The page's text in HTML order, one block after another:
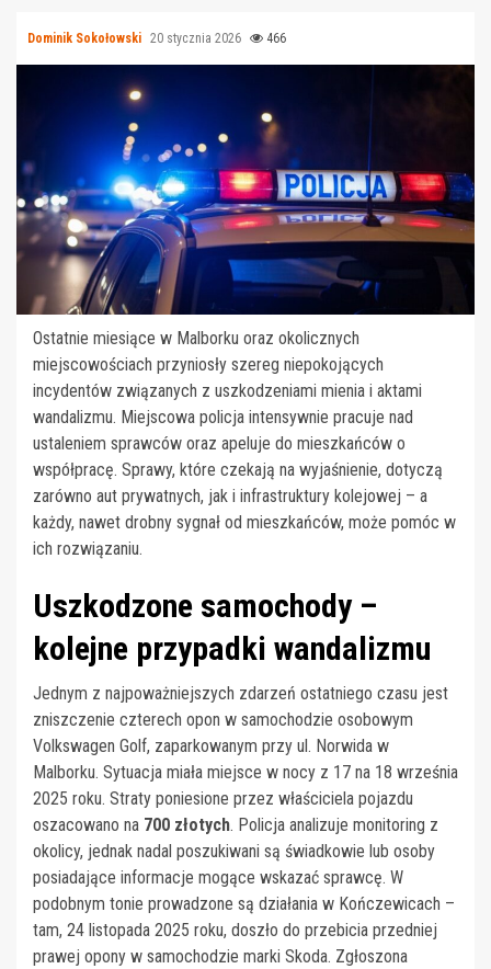
Dominik Sokołowski 20 stycznia 2026 466
Ostatnie miesiące w Malborku oraz okolicznych
miejscowościach przyniosły szereg niepokojących
incydentów związanych z uszkodzeniami mienia i aktami
wandalizmu. Miejscowa policja intensywnie pracuje nad
ustaleniem sprawców oraz apeluje do mieszkańców o
współpracę. Sprawy, które czekają na wyjaśnienie, dotyczą
zarówno aut prywatnych, jak i infrastruktury kolejowej – a
każdy, nawet drobny sygnał od mieszkańców, może pomóc w
ich rozwiązaniu.
Uszkodzone samochody –
kolejne przypadki wandalizmu
Jednym z najpoważniejszych zdarzeń ostatniego czasu jest
zniszczenie czterech opon w samochodzie osobowym
Volkswagen Golf, zaparkowanym przy ul. Norwida w
Malborku. Sytuacja miała miejsce w nocy z 17 na 18 września
2025 roku. Straty poniesione przez właściciela pojazdu
oszacowano na 700 złotych. Policja analizuje monitoring z
okolicy, jednak nadal poszukiwani są świadkowie lub osoby
posiadające informacje mogące wskazać sprawcę. W
podobnym tonie prowadzone są działania w Kończewicach –
tam, 24 listopada 2025 roku, doszło do przebicia przedniej
prawej opony w samochodzie marki Skoda. Zgłoszona